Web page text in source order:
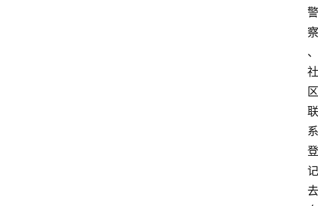
警
察
、
社
区
联
系
登
记
去